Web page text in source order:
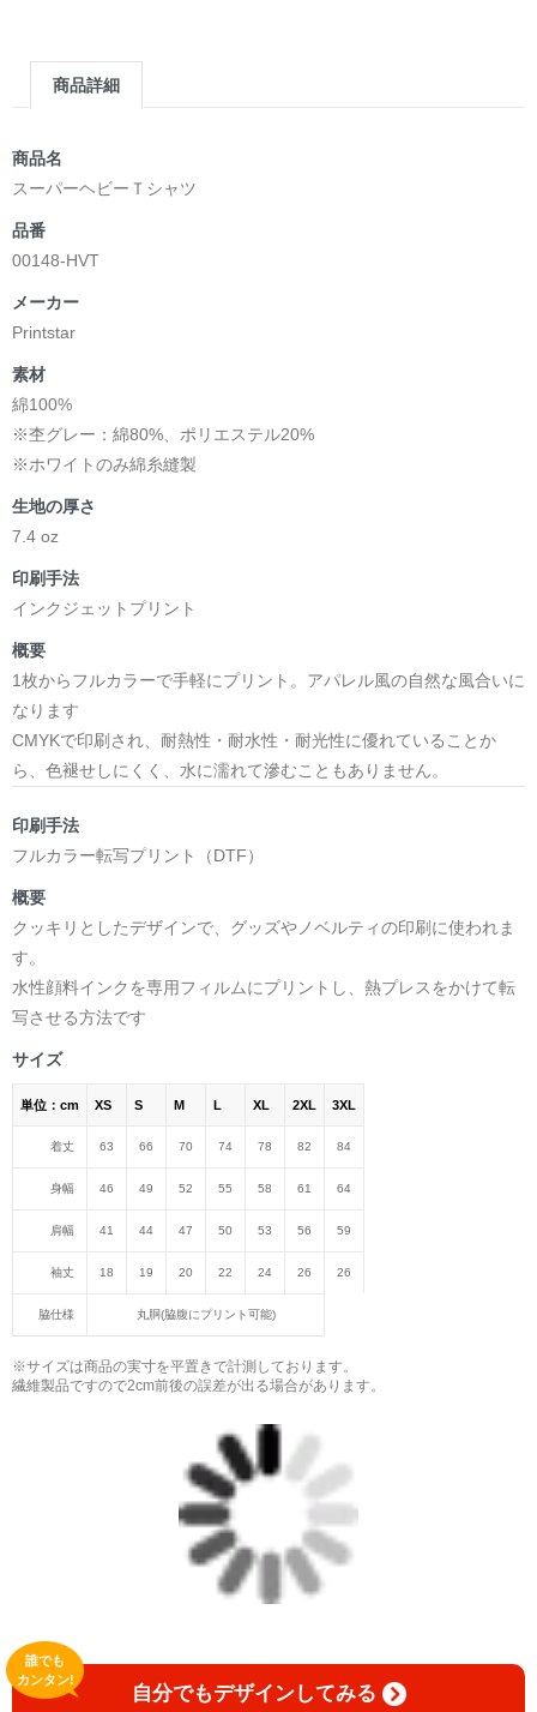
商品詳細
商品名
スーパーヘビーＴシャツ
品番
00148-HVT
メーカー
Printstar
素材
綿100%
※杢グレー：綿80%、ポリエステル20%
※ホワイトのみ綿糸縫製
生地の厚さ
7.4 oz
印刷手法
インクジェットプリント
概要
1枚からフルカラーで手軽にプリント。アパレル風の自然な風合いに
なります
CMYKで印刷され、耐熱性・耐水性・耐光性に優れていることか
ら、色褪せしにくく、水に濡れて滲むこともありません。
印刷手法
フルカラー転写プリント（DTF）
概要
クッキリとしたデザインで、グッズやノベルティの印刷に使われま
す。
水性顔料インクを専用フィルムにプリントし、熱プレスをかけて転
写させる方法です
サイズ
単位：cm XS S M L XL 2XL 3XL
着丈 63 66 70 74 78 82 84
身幅 46 49 52 55 58 61 64
肩幅 41 44 47 50 53 56 59
袖丈 18 19 20 22 24 26 26
脇仕様 丸胴(脇腹にプリント可能)
※サイズは商品の実寸を平置きで計測しております。
繊維製品ですので2cm前後の誤差が出る場合があります。
自分でもデザインしてみる
誰でも
カンタン!